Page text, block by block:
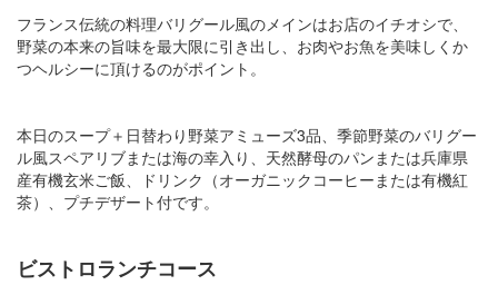
フランス伝統の料理バリグール風のメインはお店のイチオシで、
野菜の本来の旨味を最大限に引き出し、お肉やお魚を美味しくか
つヘルシーに頂けるのがポイント。
本日のスープ＋日替わり野菜アミューズ3品、季節野菜のバリグー
ル風スペアリブまたは海の幸入り、天然酵母のパンまたは兵庫県
産有機玄米ご飯、ドリンク（オーガニックコーヒーまたは有機紅
茶）、プチデザート付です。
ビストロランチコース